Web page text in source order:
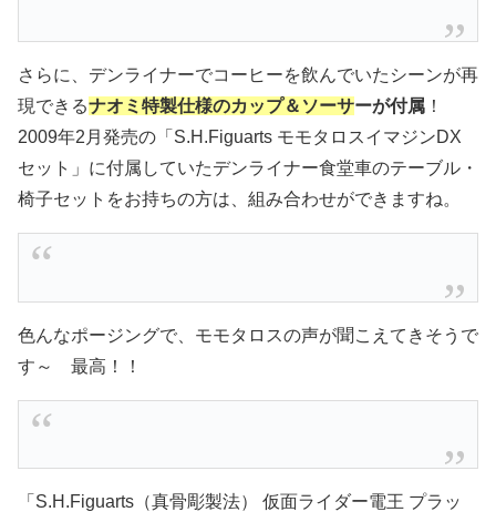
さらに、デンライナーでコーヒーを飲んでいたシーンが再
現できるナオミ特製仕様のカップ＆ソーサーが付属 ！
2009年2月発売の「S.H.Figuarts モモタロスイマジンDX
セット」に付属していたデンライナー食堂車のテーブル・
椅子セットをお持ちの方は、組み合わせができますね。
色んなポージングで、モモタロスの声が聞こえてきそうで
す～ 最高！！
「S.H.Figuarts（真骨彫製法） 仮面ライダー電王 プラッ